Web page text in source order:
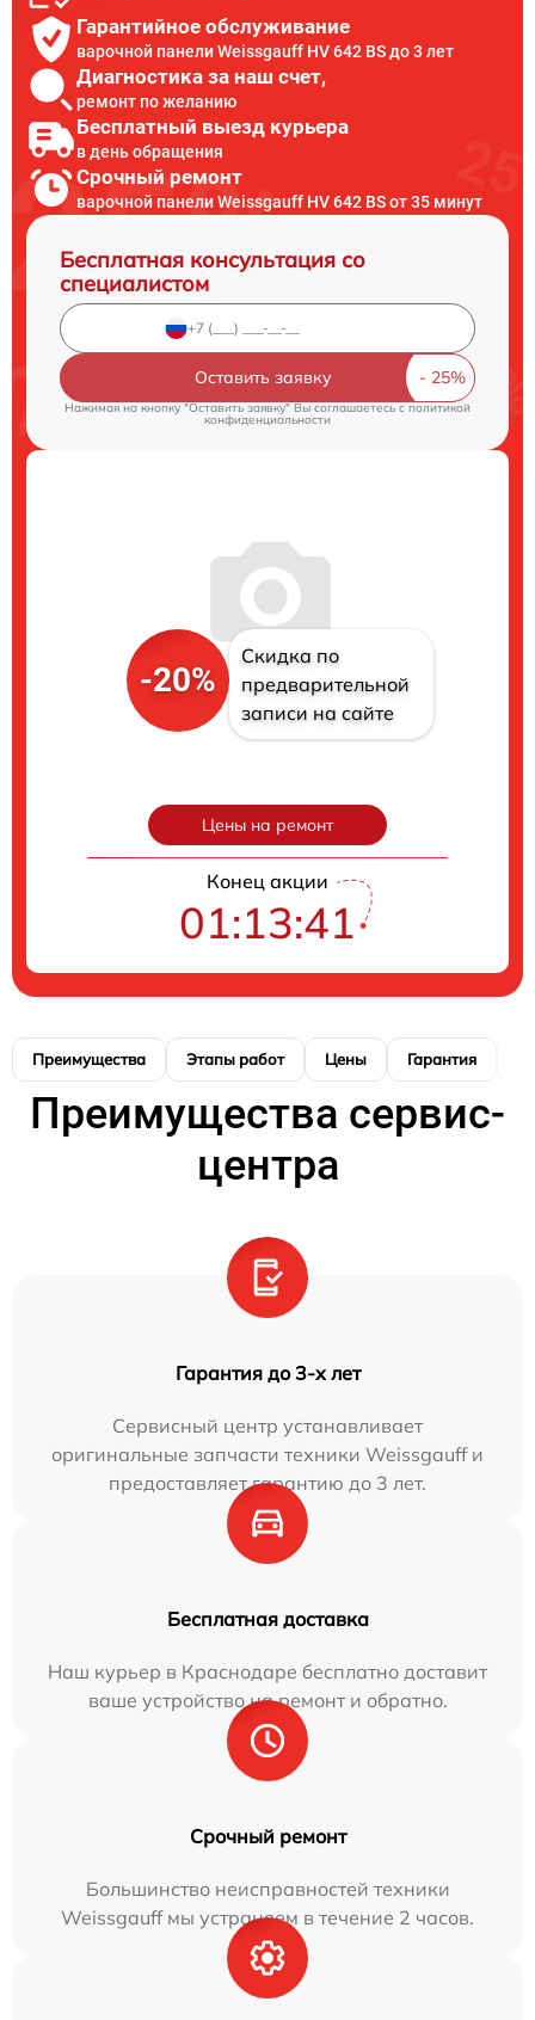
Гарантийное обслуживание
варочной панели Weissgauff HV 642 BS до 3 лет
Диагностика за наш счет,
ремонт по желанию
Бесплатный выезд курьера
в день обращения
Срочный ремонт
варочной панели Weissgauff HV 642 BS от 35 минут
Бесплатная консультация со
специалистом
Оставить заявку
Нажимая на кнопку "Оставить заявку" Вы соглашаетесь cполитикой
конфиденциальности
-20%
Скидка по
предварительной
записи на сайте
Цены на ремонт
Конец акции
01:13:40
Преимущества Этапы работ Цены Гарантия
Преимущества сервис-
центра
Гарантия до 3-х лет
Сервисный центр устанавливает
оригинальные запчасти техники Weissgauff и
предоставляет гарантию до 3 лет.
Бесплатная доставка
Наш курьер в Краснодаре бесплатно доставит
ваше устройство на ремонт и обратно.
Срочный ремонт
Большинство неисправностей техники
Weissgauff мы устраняем в течение 2 часов.